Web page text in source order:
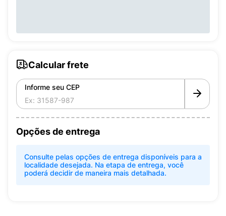
Calcular frete
Informe seu CEP
Opções de entrega
Consulte pelas opções de entrega disponíveis para a
localidade desejada. Na etapa de entrega, você
poderá decidir de maneira mais detalhada.